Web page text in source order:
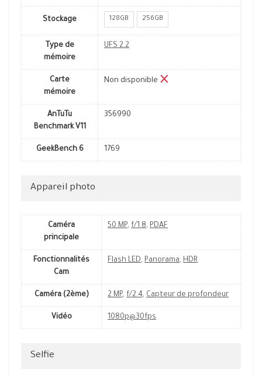
Stockage 128GB 256GB
Type de
mémoire
UFS 2.2
Carte
mémoire
Non disponible
AnTuTu
Benchmark V11
356990
GeekBench 6 1769
Appareil photo
Caméra
principale
50 MP, f/1.8, PDAF
Fonctionnalités
Cam
Flash LED, Panorama, HDR
Caméra (2ème) 2 MP, f/2.4, Capteur de profondeur
Vidéo 1080p@30fps
Selfie